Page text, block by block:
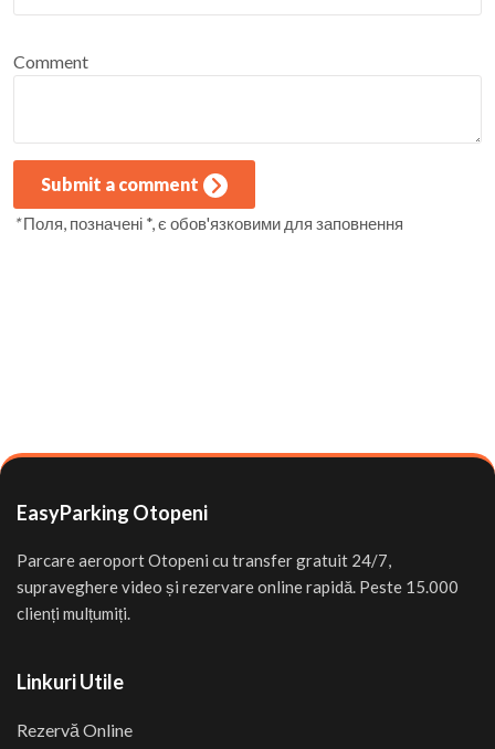
Comment
Submit a comment
*Поля, позначені *, є обов'язковими для заповнення
EasyParking Otopeni
Parcare aeroport Otopeni cu transfer gratuit 24/7,
supraveghere video și rezervare online rapidă. Peste 15.000
clienți mulțumiți.
Linkuri Utile
Rezervă Online